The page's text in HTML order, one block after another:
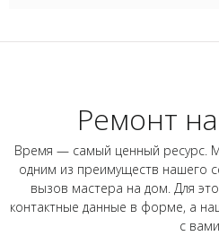
Ремонт
Время — самый ценный ресурс.
одним из преимуществ нашего
вызов мастера на дом. Для
контактные данные в форме, а
с